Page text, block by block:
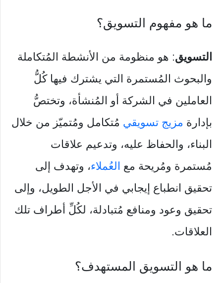
ما هو مفهوم التسويق؟
التسويق: هو منظومة من الأنشطة المُتكاملة
والبحوث المُستمرة التي يشترك فيها كُلُّ
العاملين في الشركة أو المُنشأة، وتختصُّ
بإدارة مزيج تسويقي مُتكامل ومُتميّز من خلال
البناء، والحفاظ عليه، وتدعيم علاقات
مُستمرة ومُريحة مع العُملاء، وتهدف إلى
تحقيق انطباع إيجابي في الأجل الطويل، وإلى
تحقيق وعود ومنافع مُتبادلة، لكُلِّ أطراف تلك
العلاقات.
ما هو التسويق المستهدف؟